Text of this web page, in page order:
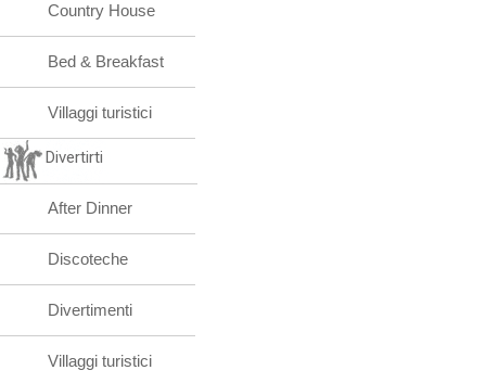
Country House
Bed & Breakfast
Villaggi turistici
Divertirti
After Dinner
Discoteche
Divertimenti
Villaggi turistici